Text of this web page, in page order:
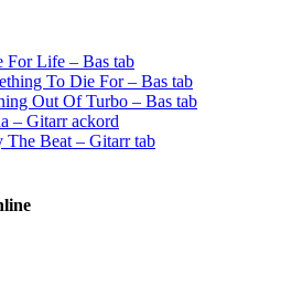
For Life – Bas tab
To Die For – Bas tab
Out Of Turbo – Bas tab
– Gitarr ackord
The Beat – Gitarr tab